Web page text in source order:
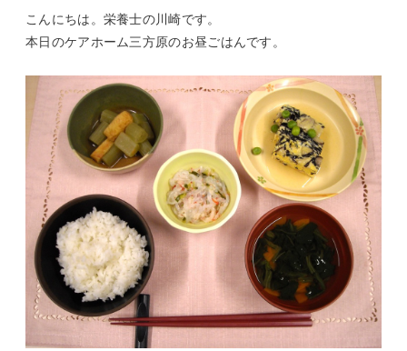
こんにちは。栄養士の川崎です。
本日のケアホーム三方原のお昼ごはんです。